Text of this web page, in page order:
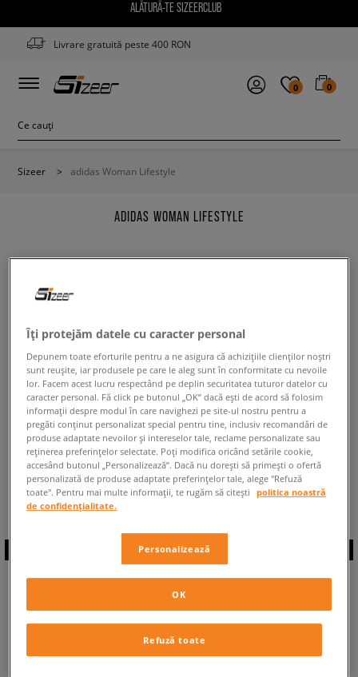
ALĂTURĂ-TE SIZEERCLUB
Livrare gratuită peste 400 RON
0 0
Sizeer > adidas Woman Lifestyle
ADIDAS WOMAN LIFESTYLE
puține filtre.
ÎNAPOI LA MAGAZIN
◾️ Sunt0produse din categoriaFemei
adidas Woman Lifestyle◾️
ABONEAZĂ-TE LA
NEWSLETTER
Îți protejăm datele cu caracter personal
Depunem toate eforturile pentru a ne asigura că achizițiile clienților noștri
sunt reușite, iar produsele pe care le aleg sunt în conformitate cu nevoile
lor. Facem acest lucru respectând pe deplin securitatea tuturor datelor cu
caracter personal. Fă click pe butonul „OK” dacă ești de acord să folosim
informații despre modul în care navighezi pe site-ul nostru pentru a
pregăti conținut personalizat special pentru tine, inclusiv recomandări de
produse adaptate nevoilor și intereselor tale, reclame personalizate sau
reținerea preferințelor selectate. Poți modifica oricând setările cookie,
accesând butonul „Personalizează”. Dacă nu dorești să primești o ofertă
personalizată de produse adaptate preferințelor tale, alege "Refuză
toate". Pentru mai multe informații, te rugăm să citești
politica noastră
de confidențialitate.
Personalizează
Refuză toate
OK